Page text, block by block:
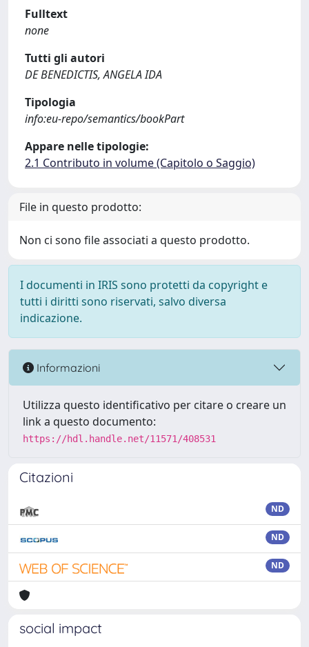
Fulltext
none
Tutti gli autori
DE BENEDICTIS, ANGELA IDA
Tipologia
info:eu-repo/semantics/bookPart
Appare nelle tipologie:
2.1 Contributo in volume (Capitolo o Saggio)
File in questo prodotto:
Non ci sono file associati a questo prodotto.
I documenti in IRIS sono protetti da copyright e
tutti i diritti sono riservati, salvo diversa
indicazione.
Informazioni
Utilizza questo identificativo per citare o creare un
link a questo documento:
https://hdl.handle.net/11571/408531
Citazioni
ND
ND
ND
social impact